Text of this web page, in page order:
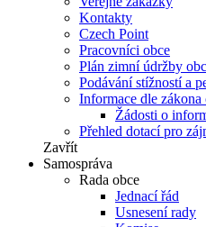
Kontakty
Czech Point
Pracovníci obce
Plán zimní údržby
Podávání stížností a
Informace dle zákona
Žádosti o
Přehled dotací pro
Zavřít
Samospráva
Rada obce
Jednací řád
Usnesení rady